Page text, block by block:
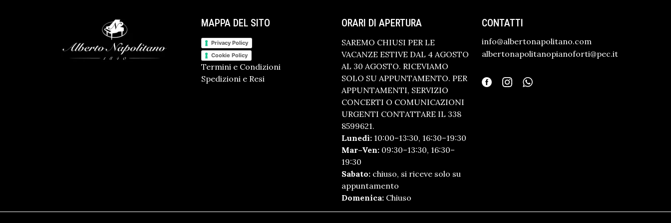
MAPPA DEL SITO
Privacy Policy
Cookie Policy
Termini e Condizioni
Spedizioni e Resi
ORARI DI APERTURA
SAREMO CHIUSI PER LE
VACANZE ESTIVE DAL 4 AGOSTO
AL 30 AGOSTO. RICEVIAMO
SOLO SU APPUNTAMENTO. PER
APPUNTAMENTI, SERVIZIO
CONCERTI O COMUNICAZIONI
URGENTI CONTATTARE IL 338
8599621.
Lunedì: 10:00–13:30, 16:30–19:30
Mar–Ven: 09:30–13:30, 16:30–
19:30
Sabato: chiuso, si riceve solo su
appuntamento
Domenica: Chiuso
CONTATTI
info@albertonapolitano.com
albertonapolitanopianoforti@pec.it